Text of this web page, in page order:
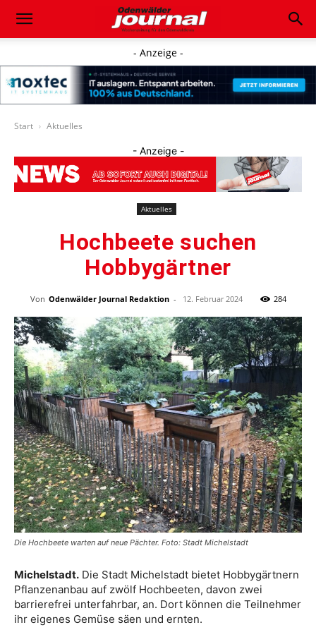
- Anzeige -
Start Aktuelles
- Anzeige -
Aktuelles
Hochbeete suchen
Hobbygärtner
Von Odenwälder Journal Redaktion - 12. Februar 2024 284
Die Hochbeete warten auf neue Pächter. Foto: Stadt Michelstadt
Michelstadt. Die Stadt Michelstadt bietet Hobbygärtnern
Pflanzenanbau auf zwölf Hochbeeten, davon zwei
barrierefrei unterfahrbar, an. Dort können die Teilnehmer
ihr eigenes Gemüse säen und ernten.